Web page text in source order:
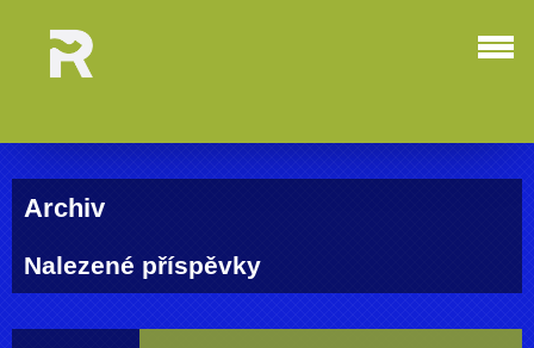
Archiv
Nalezené příspěvky